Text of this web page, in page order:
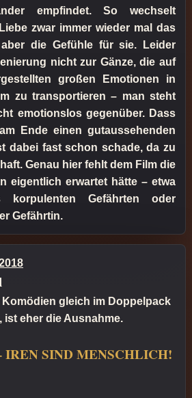
empfindet. So wechselt
zwar immer wieder mal das
die Gefühle für sie. Leider
nicht zur Gänze, die auf
großen Emotionen in
zu transportieren – man steht
emotionslos gegenüber. Dass
Ende einen gutaussehenden
dabei fast schon schade, da zu
Genau hier fehlt dem Film die
eigentlich erwartet hätte – etwa
Gefährten oder
Gefährtin.
gleich im Doppelpack
ist eher die Ausnahme.
SIND MENSCHLICH!